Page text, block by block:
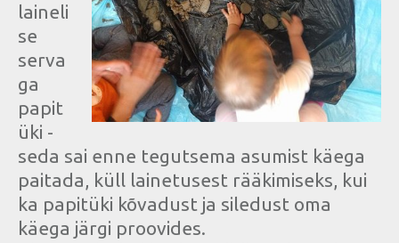
laineli
se
serva
ga
papit
üki -
seda sai enne tegutsema asumist käega
paitada, küll lainetusest rääkimiseks, kui
ka papitüki kõvadust ja siledust oma
käega järgi proovides.